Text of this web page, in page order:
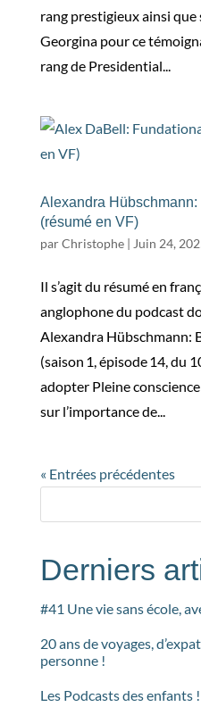
rang prestigieux ainsi
Georgina pour ce
rang de Presidential...
Alexandra
(résumé en VF)
parChristophe| Juin 24,
Il s’agit du résumé en
anglophone du podcast
Alexandra Hübschmann:
(saison 1, épisode 14, du
adopter Pleine
sur l’importance de...
« Entrées précédentes
Derniers
#41 Une vie sans école,
20 ans de voyages,
personne !
Les Podcasts des enfants !